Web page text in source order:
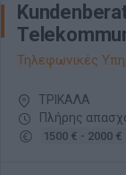
Τηλεφωνικές
ΤΡΙΚΑΛΑ
Πλήρης
1500 € - 2000